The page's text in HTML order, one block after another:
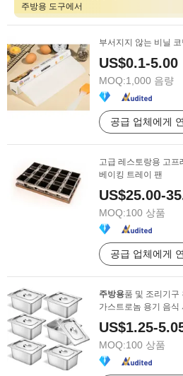
주방용 도구에서
부서지지 않는 비닐
US$0.1-5.00
MOQ:1,000 음량
공급 업체에게
고급 레스토랑용 고프
베이킹 트레이 팬
US$25.00-
MOQ:100 상품
공급 업체에게
주방용품 및 조리기구
가스트로놈 용기 음식
US$1.25-
MOQ:100 상품